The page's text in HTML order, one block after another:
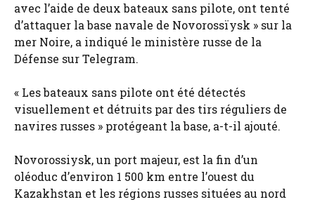
avec l’aide de deux bateaux sans pilote, ont tenté
d’attaquer la base navale de Novorossïysk » sur la
mer Noire, a indiqué le ministère russe de la
Défense sur Telegram.
« Les bateaux sans pilote ont été détectés
visuellement et détruits par des tirs réguliers de
navires russes » protégeant la base, a-t-il ajouté.
Novorossiysk, un port majeur, est la fin d’un
oléoduc d’environ 1 500 km entre l’ouest du
Kazakhstan et les régions russes situées au nord